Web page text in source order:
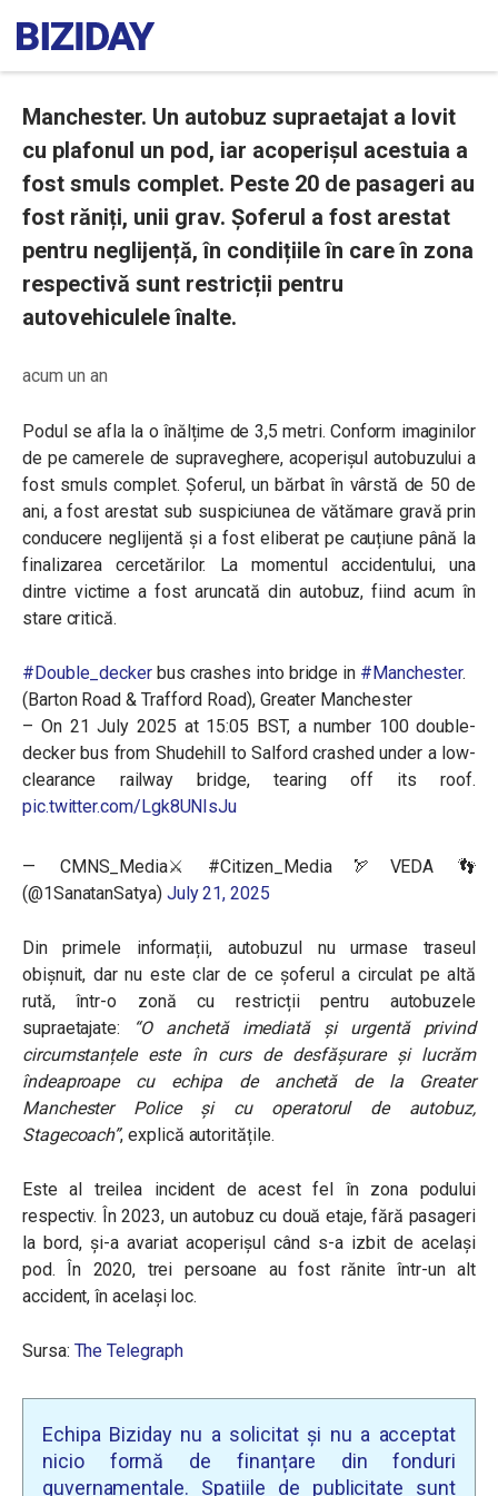
Manchester. Un autobuz supraetajat a lovit
cu plafonul un pod, iar acoperișul acestuia a
fost smuls complet. Peste 20 de pasageri au
fost răniți, unii grav. Șoferul a fost arestat
pentru neglijență, în condițiile în care în zona
respectivă sunt restricții pentru
autovehiculele înalte.
acum un an
Podul se afla la o înălțime de 3,5 metri. Conform imaginilor
de pe camerele de supraveghere, acoperișul autobuzului a
fost smuls complet. Șoferul, un bărbat în vârstă de 50 de
ani, a fost arestat sub suspiciunea de vătămare gravă prin
conducere neglijentă și a fost eliberat pe cauțiune până la
finalizarea cercetărilor. La momentul accidentului, una
dintre victime a fost aruncată din autobuz, fiind acum în
stare critică.
#Double_decker bus crashes into bridge in #Manchester.
(Barton Road & Trafford Road), Greater Manchester
– On 21 July 2025 at 15:05 BST, a number 100 double-
decker bus from Shudehill to Salford crashed under a low-
clearance railway bridge, tearing off its roof.
pic.twitter.com/Lgk8UNIsJu
— CMNS_Media⚔️ #Citizen_Media🏹VEDA 👣
(@1SanatanSatya) July 21, 2025
Din primele informații, autobuzul nu urmase traseul
obișnuit, dar nu este clar de ce șoferul a circulat pe altă
rută, într-o zonă cu restricții pentru autobuzele
supraetajate:
“O anchetă imediată și urgentă privind
circumstanțele este în curs de desfășurare și lucrăm
îndeaproape cu echipa de anchetă de la Greater
Manchester Police și cu operatorul de autobuz,
Stagecoach”,explică autoritățile.
Este al treilea incident de acest fel în zona podului
respectiv. În 2023, un autobuz cu două etaje, fără pasageri
la bord, și-a avariat acoperișul când s-a izbit de același
pod. În 2020, trei persoane au fost răniteîntr-un alt
accident, în același loc.
Sursa: The Telegraph
Echipa Biziday nu a solicitat și nu a acceptat
nicio formă de finanțare din fonduri
guvernamentale. Spațiile de publicitate sunt